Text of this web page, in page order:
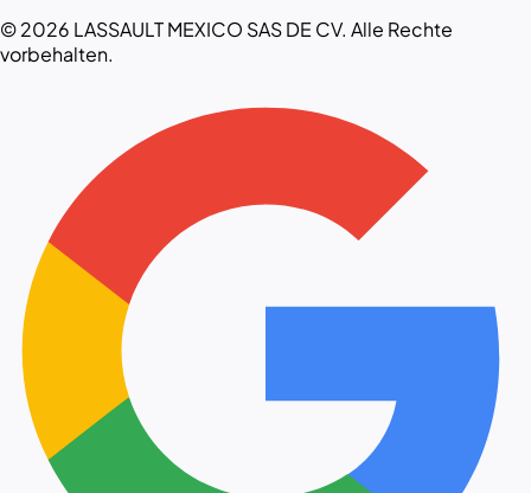
© 2026 LASSAULT MEXICO SAS DE CV. Alle Rechte
vorbehalten.